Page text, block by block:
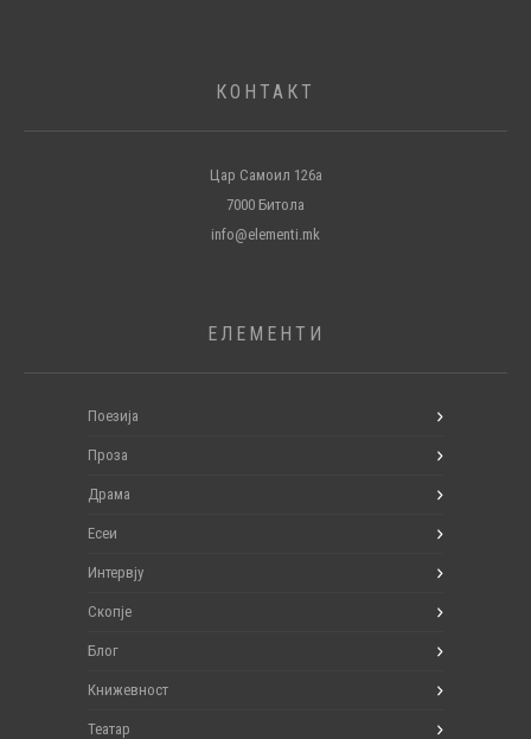
КОНТАКТ
Цар Самоил 126а
7000 Битола
info@elementi.mk
ЕЛЕМЕНТИ
Поезија
Проза
Драма
Есеи
Интервју
Скопје
Блог
Книжевност
Театар